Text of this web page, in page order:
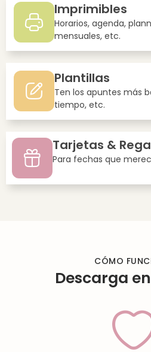
Imprimibles
Horarios, agenda,
mensuales, etc.
Plantillas
Ten los apuntes más
tiempo, etc.
Tarjetas &
Para fechas que
CÓMO
Descarga